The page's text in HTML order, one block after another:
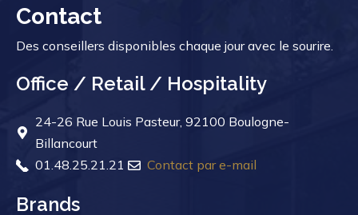
Contact
Des conseillers disponibles chaque jour avec le sourire.
Office / Retail / Hospitality
24-26 Rue Louis Pasteur, 92100 Boulogne-
Billancourt
01.48.25.21.21
Contact par e-mail
Brands